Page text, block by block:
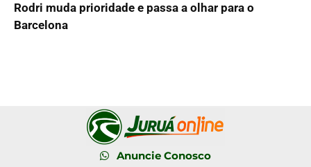
Rodri muda prioridade e passa a olhar para o
Barcelona
Anuncie Conosco